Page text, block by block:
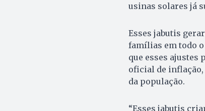
usinas solares já
Esses jabutis
famílias em todo
que esses ajustes
oficial de
da população.
“Esses jabutis